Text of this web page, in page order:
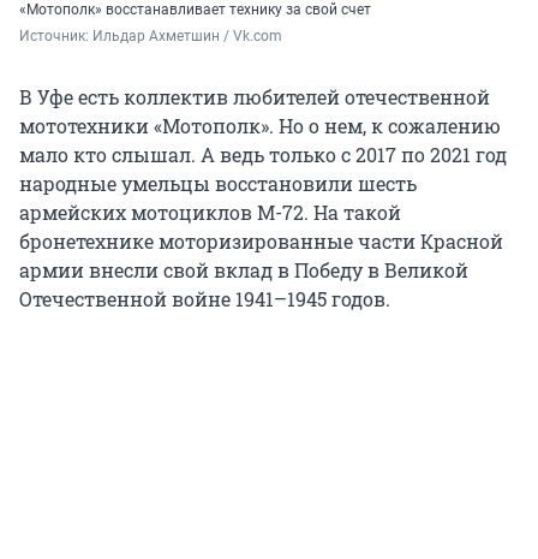
«Мотополк» восстанавливает технику за свой счет
Источник: Ильдар Ахметшин / Vk.com
В Уфе есть коллектив любителей отечественной
мототехники «Мотополк». Но о нем, к сожалению
мало кто слышал. А ведь только с 2017 по 2021 год
народные умельцы восстановили шесть
армейских мотоциклов М-72. На такой
бронетехнике моторизированные части Красной
армии внесли свой вклад в Победу в Великой
Отечественной войне 1941–1945 годов.